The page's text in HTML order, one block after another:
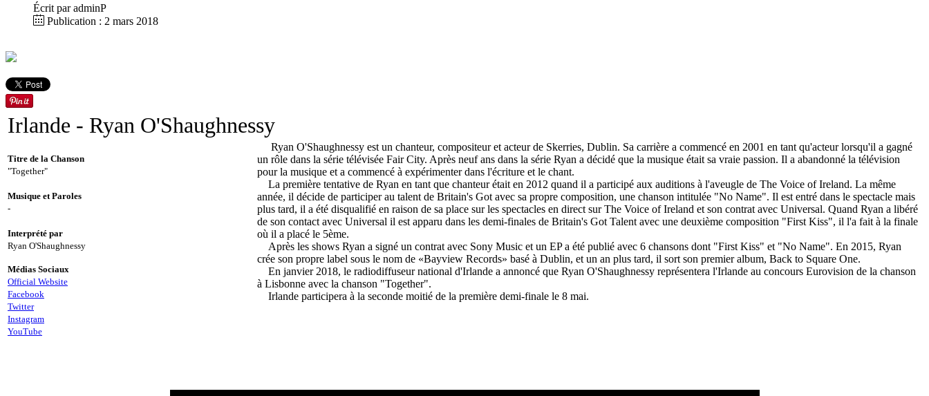
Écrit paradminP
Publication : 2 mars 2018
Irlande - Ryan O'Shaughnessy
Titre de la Chanson
"Together"
Musique et Paroles
-
Interprété par
Ryan O'Shaughnessy
Médias Sociaux
Official Website
Facebook
Twitter
Instagram
YouTube
Ryan O'Shaughnessy est un chanteur, compositeur et acteur de Skerries, Dublin. Sa carrière a commencé en 2001 en tant qu'acteur lorsqu'il a gagné
un rôle dans la série télévisée Fair City. Après neuf ans dans la série Ryan a décidé que la musique était sa vraie passion. Il a abandonné la télévision
pour la musique et a commencé à expérimenter dans l'écriture et le chant.
La première tentative de Ryan en tant que chanteur était en 2012 quand il a participé aux auditions à l'aveugle de The Voice of Ireland. La même
année, il décide de participer au talent de Britain's Got avec sa propre composition, une chanson intitulée "No Name". Il est entré dans le spectacle mais
plus tard, il a été disqualifié en raison de sa place sur les spectacles en direct sur The Voice of Ireland et son contrat avec Universal. Quand Ryan a libéré
de son contact avec Universal il est apparu dans les demi-finales de Britain's Got Talent avec une deuxième composition "First Kiss", il l'a fait à la finale
où il a placé le 5ème.
Après les shows Ryan a signé un contrat avec Sony Music et un EP a été publié avec 6 chansons dont "First Kiss" et "No Name". En 2015, Ryan
crée son propre label sous le nom de «Bayview Records» basé à Dublin, et un an plus tard, il sort son premier album, Back to Square One.
En janvier 2018, le radiodiffuseur national d'Irlande a annoncé que Ryan O'Shaughnessy représentera l'Irlande au concours Eurovision de la chanson
à Lisbonne avec la chanson "Together".
Irlande participera à la seconde moitié de la première demi-finale le 8 mai.